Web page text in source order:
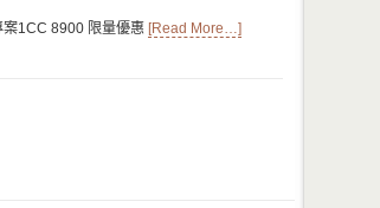
1CC 8900 限量優惠 [Read More…]